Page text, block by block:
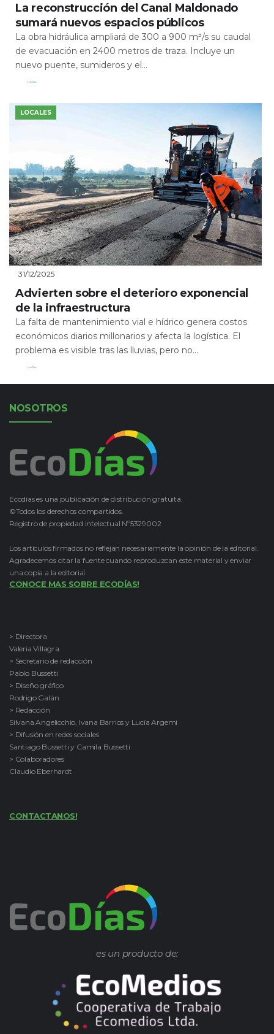
La reconstrucción del Canal Maldonado
sumará nuevos espacios públicos
La obra hidráulica ampliará de 300 a 900 m³/s su caudal
de evacuación en 2400 metros de traza. Incluye un
nuevo puente, sumideros y el...
Leer Más
LOCALES
31/12/2025
Advierten sobre el deterioro exponencial
de la infraestructura
La falta de mantenimiento vial e hídrico genera costos
económicos diarios millonarios y afecta la logística. El
problema es visible tras las lluvias, pero no...
Leer Más
NOSOTROS
Ecodías es una publicación de distribución gratuita.
©Todos los derechos compartidos.
Registro de propiedad intelectual Nº5329002
Los artículos firmados no reflejan necesariamente la opinión de la editorial.
Agradecemos citar la fuente cuando reproduzcan este material y enviar
una copia a la editorial.
CONOCE MAS SOBRE ECODÍAS!
> Directora
Valeria Villagra
> Secretario de redacción
Pablo Bussetti
> Diseño gráfico
Rodrigo Galán
> Redacción
Silvana Angelicchio, Ivana Barrios y Lucía Argemi
> Difusión en redes sociales
Santiago Bussetti y Camila Bussetti
> Colaboradores
Claudio Eberhardt
CONTACTANOS!
es un producto de: